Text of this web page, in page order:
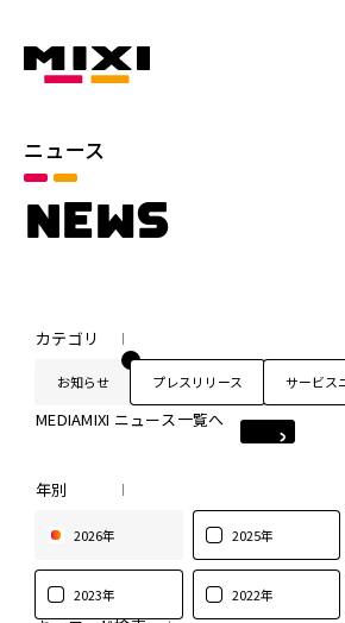
ニュース
NEWS
カテゴリ
お知らせ プレスリリース サービス
MEDIAMIXI ニュース一覧へ
年別
2026年 2025年
2023年 2022年